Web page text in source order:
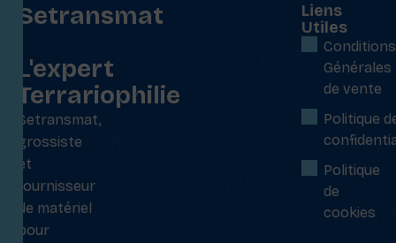
Setransmat
L'expert
Terrariophilie
Setransmat,
grossiste
et
fournisseur
de matériel
pour
Liens
Utiles
Conditions
Générales
de vente
Politique
Politique
de
cookies